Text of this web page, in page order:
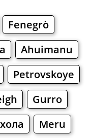
Fenegrò
Ahuimanu
Petrovskoye
Gurro
Meru